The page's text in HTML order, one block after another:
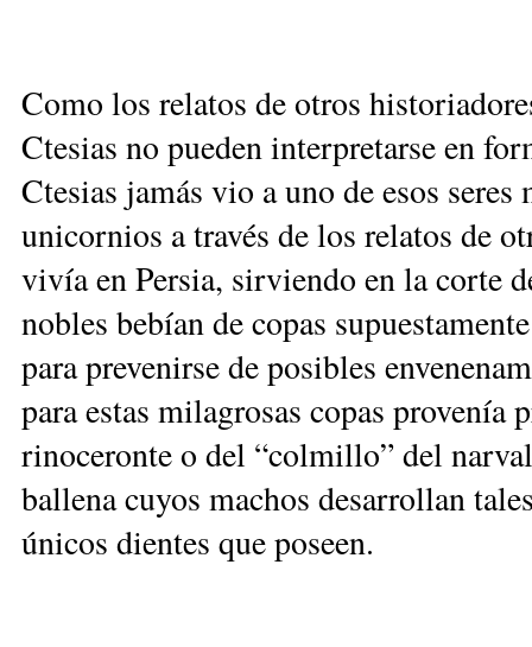
Como los relatos de otros
Ctesias no pueden interpretarse en
Ctesias jamás vio a uno de esos
unicornios a través de los relatos de
vivía en Persia, sirviendo en la corte
nobles bebían de copas
para prevenirse de posibles
para estas milagrosas copas provenía
rinoceronte o del “colmillo” del
ballena cuyos machos desarrollan
únicos dientes que poseen.